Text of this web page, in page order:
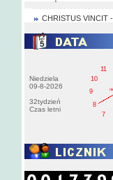
CHRISTUS VINCIT
Niedziela
09-8-2026
32tydzień
Czas letni
7
8
9
10
11